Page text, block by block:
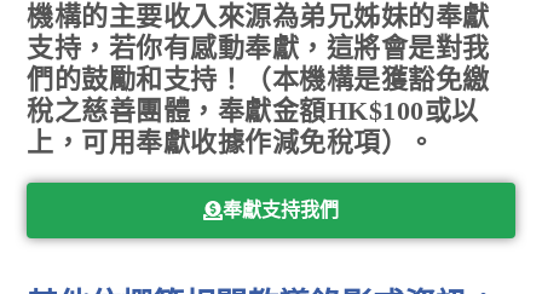
機構的主要收入來源為弟兄姊妹的奉獻
支持，若你有感動奉獻，這將會是對我
們的鼓勵和支持！（本機構是獲豁免繳
稅之慈善團體，奉獻金額HK$100或以
上，可用奉獻收據作減免稅項）。
奉獻支持我們